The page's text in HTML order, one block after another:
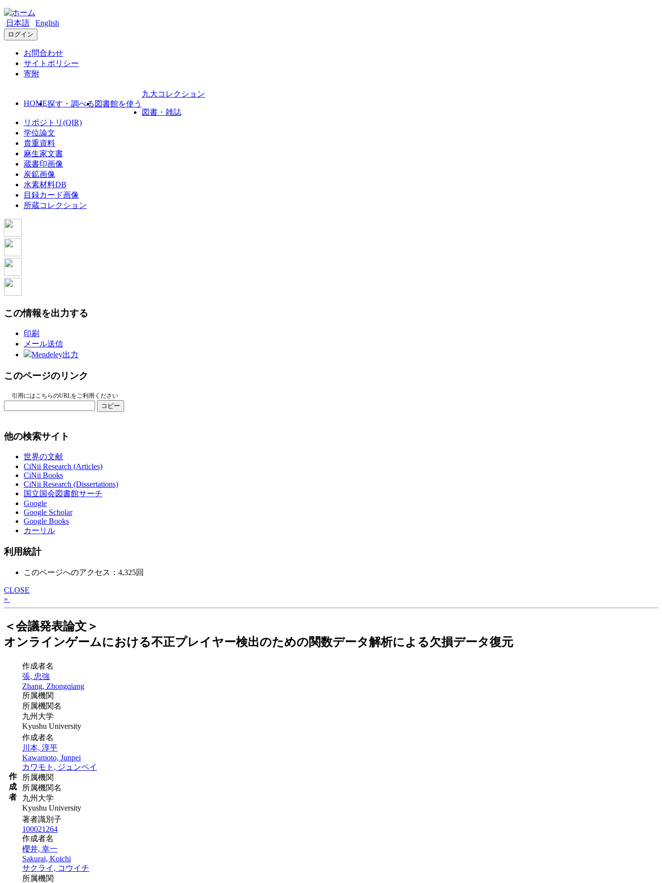
日本語 English
ログイン
お問合わせ
サイトポリシー
寄附
HOME探す・調べる 図書館を使う
九大コレクション
図書・雑誌
リポジトリ(QIR)
学位論文
貴重資料
麻生家文書
蔵書印画像
炭鉱画像
水素材料DB
目録カード画像
所蔵コレクション
この情報を出力する
印刷
メール送信
Mendeley出力
このページのリンク
引用にはこちらのURLをご利用ください
コピー
他の検索サイト
世界の文献
CiNii Research (Articles)
CiNii Books
CiNii Research (Dissertations)
国立国会図書館サーチ
Google
Google Scholar
Google Books
カーリル
利用統計
このページへのアクセス：4,325回
CLOSE
»
＜会議発表論文＞
オンラインゲームにおける不正プレイヤー検出のための関数データ解析による欠損データ復元
作
成
者
作成者名
張, 忠強
Zhang, Zhongqiang
所属機関
所属機関名
九州大学
Kyushu University
作成者名
川本, 淳平
Kawamoto, Junpei
カワモト, ジュンペイ
所属機関
所属機関名
九州大学
Kyushu University
著者識別子
100021264
作成者名
櫻井, 幸一
Sakurai, Koichi
サクライ, コウイチ
所属機関